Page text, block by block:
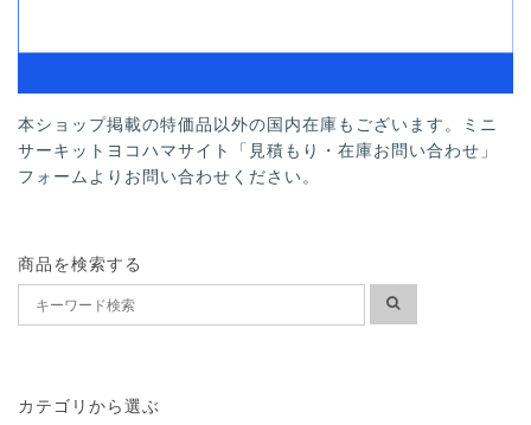
本ショップ掲載の特価品以外の国内在庫もございます。ミニ
サーキットヨコハマサイト「見積もり・在庫お問い合わせ」
フォームよりお問い合わせください。
商品を検索する
カテゴリから選ぶ